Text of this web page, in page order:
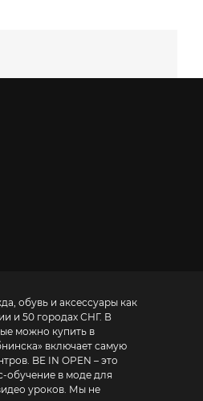
обувь и аксессуары как
и 50 городах СНГ. В
можно купить в
» включает самую
– это
обучение в моде для
уроков. Мы не